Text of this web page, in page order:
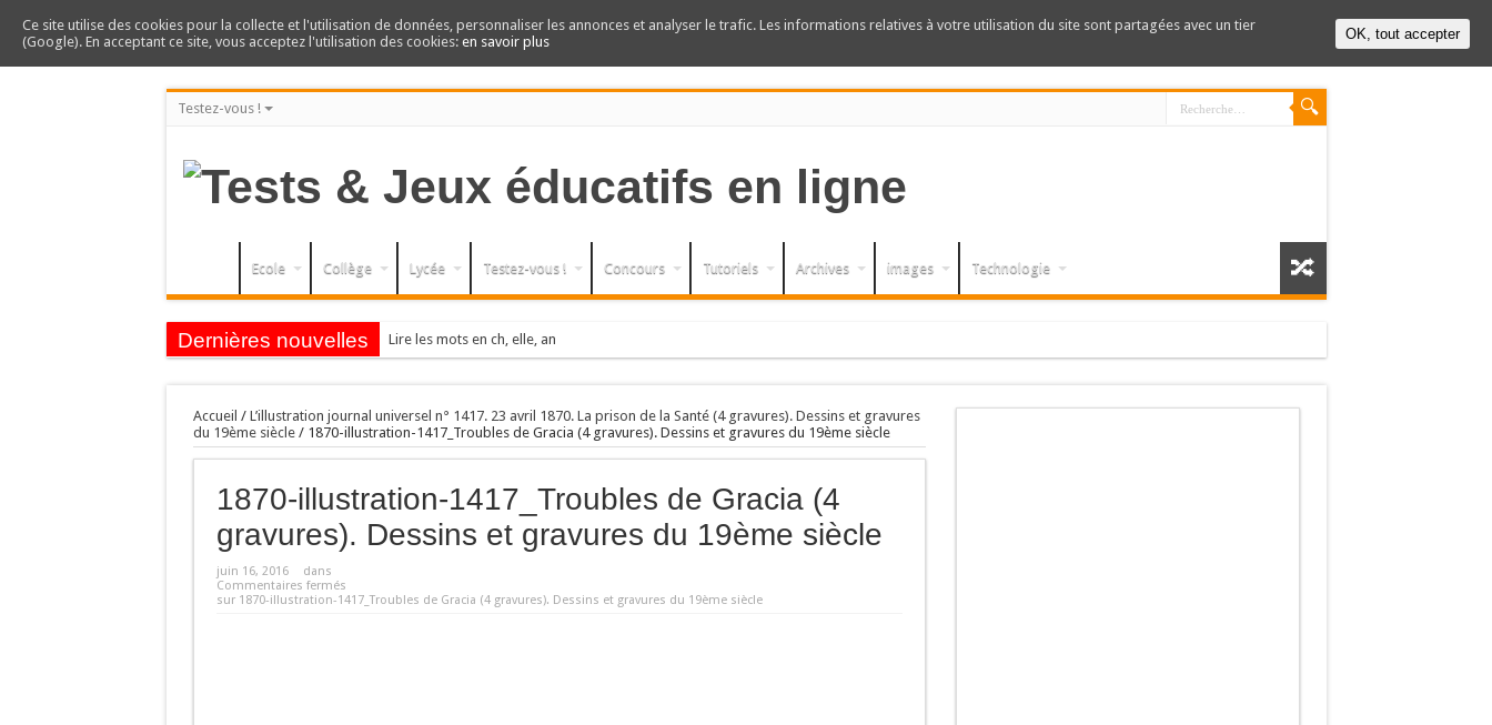
Testez-vous !
Ecole Collège Lycée Testez-vous ! Concours Tutoriels Archives images Technologie
Dernières nouvelles Lire les mots en ch, elle, an
Accueil / L’illustration journal universel n° 1417. 23 avril 1870. La prison de la Santé (4 gravures). Dessins et gravures
du 19ème siècle/ 1870-illustration-1417_Troubles de Gracia (4 gravures). Dessins et gravures du 19ème siècle
1870-illustration-1417_Troubles de Gracia (4
gravures). Dessins et gravures du 19ème siècle
juin 16, 2016
dans
Commentaires fermés
sur 1870-illustration-1417_Troubles de Gracia (4 gravures). Dessins et gravures du 19ème siècle
Ce site utilise des cookies pour la collecte et l'utilisation de données, personnaliser les annonces et analyser le trafic. Les informations relatives à votre utilisation du site sont partagées avec un tier
(Google). En acceptant ce site, vous acceptez l'utilisation des cookies: en savoir plus OK, tout accepter